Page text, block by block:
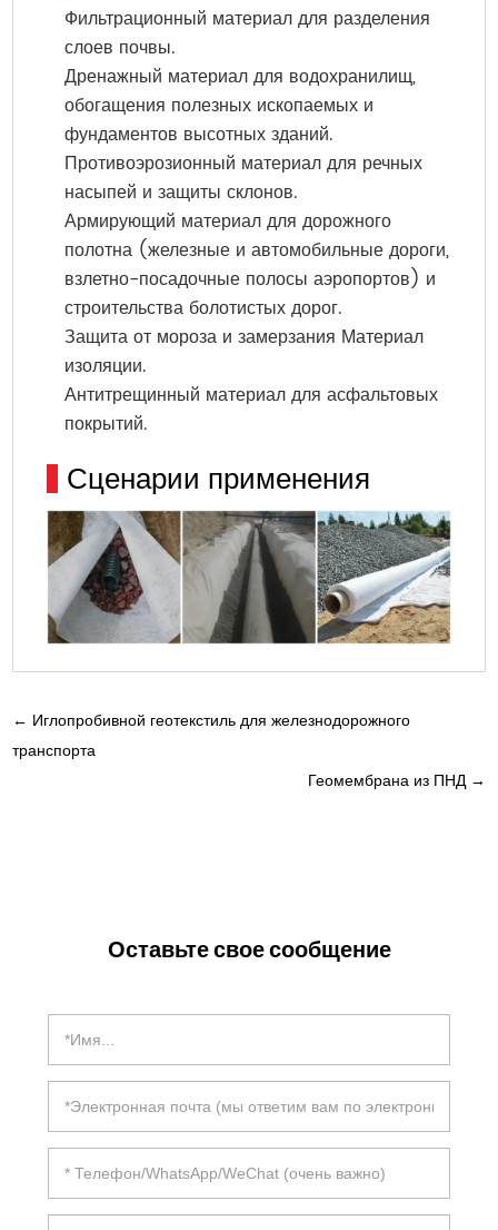
Фильтрационный материал для разделения
слоев почвы.
Дренажный материал для водохранилищ,
обогащения полезных ископаемых и
фундаментов высотных зданий.
Противоэрозионный материал для речных
насыпей и защиты склонов.
Армирующий материал для дорожного
полотна (железные и автомобильные дороги,
взлетно-посадочные полосы аэропортов) и
строительства болотистых дорог.
Защита от мороза и замерзания Материал
изоляции.
Антитрещинный материал для асфальтовых
покрытий.
Сценарии применения
← Иглопробивной геотекстиль для железнодорожного
транспорта
Геомембрана из ПНД→
Оставьте свое сообщение